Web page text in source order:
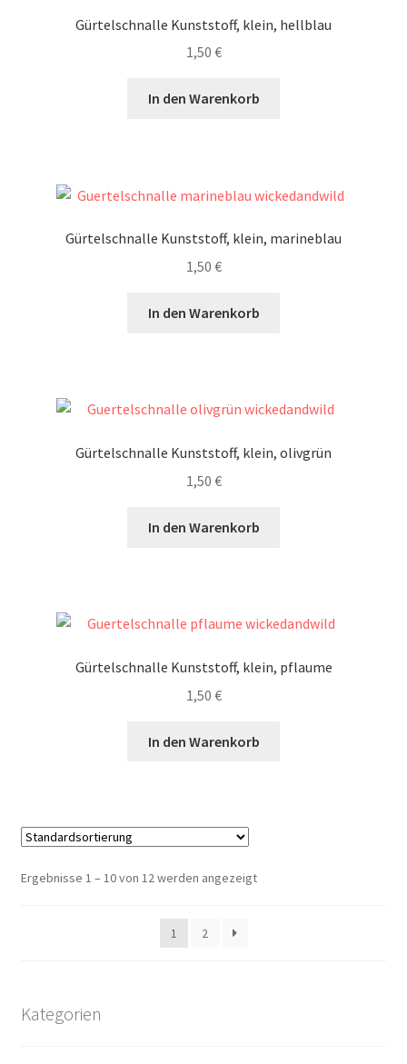
Gürtelschnalle Kunststoff, klein, hellblau
1,50 €
In den Warenkorb
Gürtelschnalle Kunststoff, klein, marineblau
1,50 €
In den Warenkorb
Gürtelschnalle Kunststoff, klein, olivgrün
1,50 €
In den Warenkorb
Gürtelschnalle Kunststoff, klein, pflaume
1,50 €
In den Warenkorb
Ergebnisse 1 – 10 von 12 werden angezeigt
1 2
Kategorien